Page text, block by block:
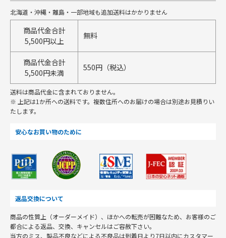
北海道・沖縄・離島・一部地域も追加送料はかかりません
商品代金合計
5,500円以上
無料
商品代金合計
5,500円未満
550円（税込）
送料は商品代金に含まれておりません。
※ 上記は1か所への送料です。複数住所へのお届けの場合は別途お見積りい
たします。
安心なお買い物のために
返品交換について
商品の性質上（オーダーメイド）、ほかへの転売が困難なため、お客様のご
都合による返品、交換、キャンセルはご容赦下さい。
当方のミス、製品不良などによる不良品は到着日より7日以内にカスタマー